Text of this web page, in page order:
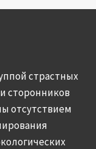
страстных
сторонников
отсутствием